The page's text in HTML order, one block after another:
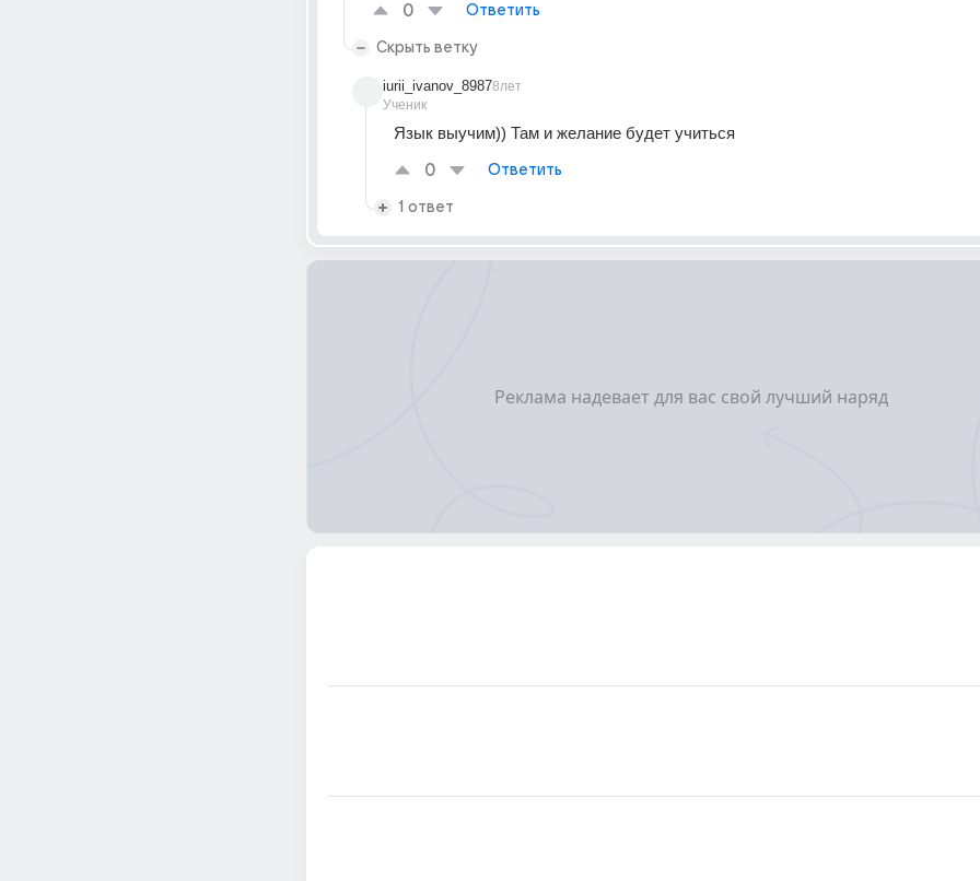
0 Ответить
Скрыть ветку
iurii_ivanov_8987
Ученик
8лет
Язык выучим)) Там и желание будет учиться
0 Ответить
1 ответ